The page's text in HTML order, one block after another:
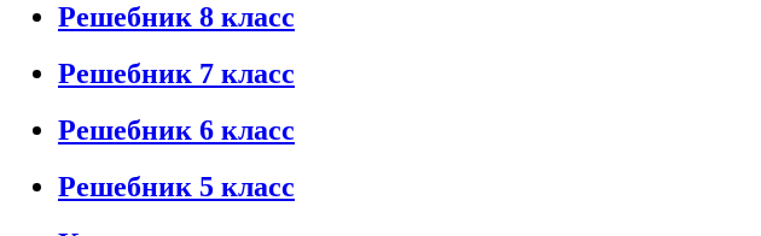
Решебник 8 класс
Решебник 7 класс
Решебник 6 класс
Решебник 5 класс